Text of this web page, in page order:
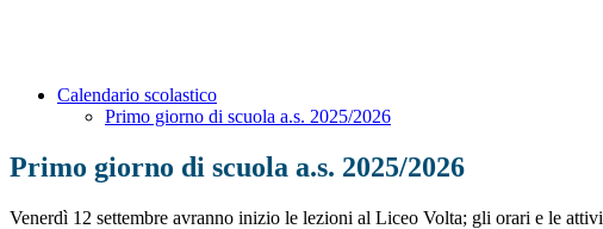
Calendario scolastico
Primo giorno di scuola a.s. 2025/2026
Primo giorno di scuola a.s. 2025/2026
Venerdì 12 settembre avranno inizio le lezioni al Liceo Volta; gli orari e le